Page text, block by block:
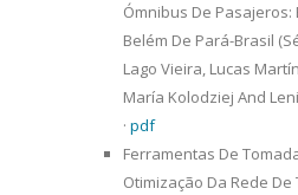
Ómnibus De Pasajeros:
Belém De Pará-Brasil
Lago Vieira, Lucas
María Kolodziej And
· pdf
Ferramentas De
Otimização Da Rede